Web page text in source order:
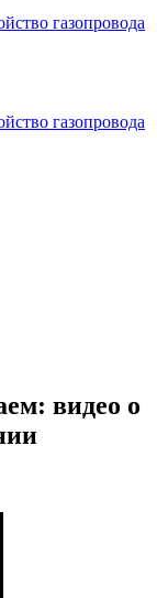
газопровода
газопровода
видео о